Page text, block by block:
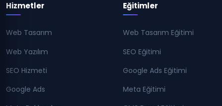
Hizmetler
Web Tasarım
Web Yazılım
SEO Hizmeti
Google Ads
Eğitimler
Web Tasarım Eğitimi
SEO Eğitimi
Google Ads Eğitimi
Meta Eğitimi